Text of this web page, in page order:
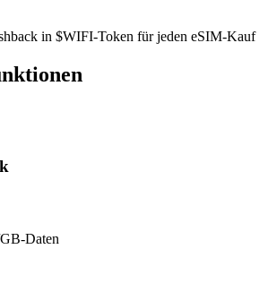
in $WIFI-Token für jeden eSIM-Kauf
Daten